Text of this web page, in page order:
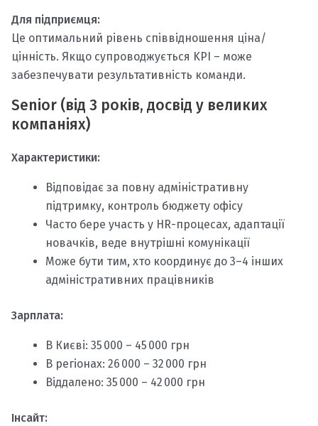
Для підприємця:
Це оптимальний рівень співвідношення ціна/
цінність. Якщо супроводжується KPI – може
забезпечувати результативність команди.
Senior (від 3 років, досвід у великих
компаніях)
Характеристики:
Відповідає за повну адміністративну
підтримку, контроль бюджету офісу
Часто бере участь у HR-процесах, адаптації
новачків, веде внутрішні комунікації
Може бути тим, хто координує до 3–4 інших
адміністративних працівників
Зарплата:
В Києві: 35 000 – 45 000 грн
В регіонах: 26 000 – 32 000 грн
Віддалено: 35 000 – 42 000 грн
Інсайт: